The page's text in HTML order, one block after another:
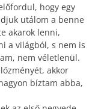
hogy egy
utálom a benne
akarok lenni,
a világból, s nem is
nem véletlenül.
akkor
bíztam abba,